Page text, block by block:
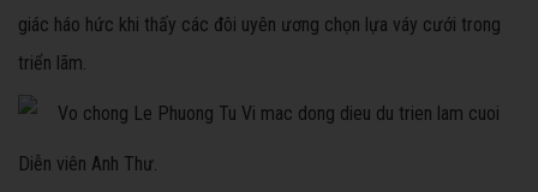
giác háo hức khi thấy các đôi uyên ương chọn lựa váy cưới trong
triển lãm.
Diễn viên Anh Thư.